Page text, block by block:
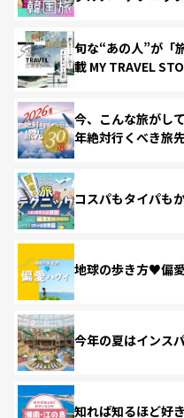
旬な“あの人”が「
載 MY TRAVEL
今、こんな旅がし
年絶対行くべき旅
コスパもタイパも
地球の歩き方♥偏
今年の夏はインス
知れば知るほど好